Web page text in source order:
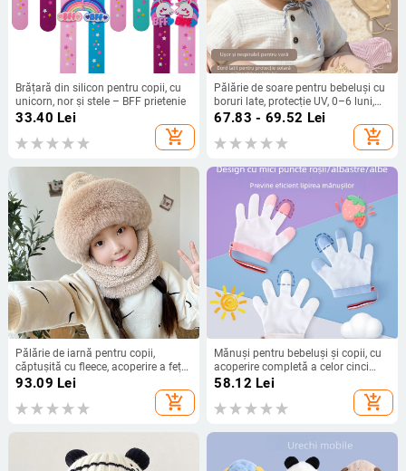
Brățară din silicon pentru copii, cu
unicorn, nor și stele – BFF prietenie
33.40 Lei
add_shopping_cart
Pălărie de soare pentru bebeluși cu
boruri late, protecție UV, 0–6 luni,
unisex, din bumbac și in
67.83 - 69.52 Lei
add_shopping_cart
Pălărie de iarnă pentru copii,
căptușită cu fleece, acoperire a feței,
protecție pentru urechi, rezistentă la
93.09 Lei
add_shopping_cart
Mănuși pentru bebeluși și copii, cu
acoperire completă a celor cinci
degete – prevenire suptul degetelor
și rosul unghiilor, ortoză din nailon
58.12 Lei
add_shopping_cart